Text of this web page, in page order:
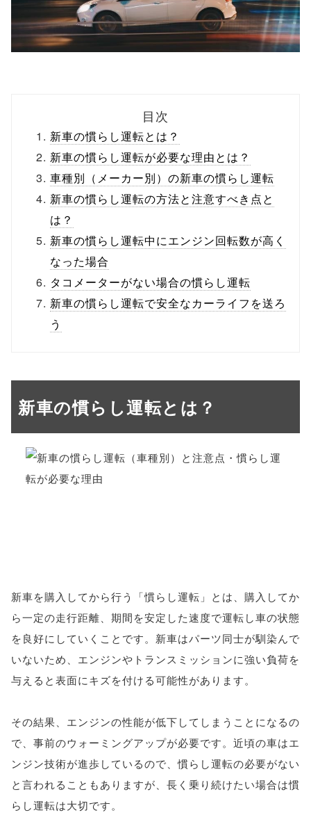
目次
新車の慣らし運転とは？
新車の慣らし運転が必要な理由とは？
車種別（メーカー別）の新車の慣らし運転
新車の慣らし運転の方法と注意すべき点と
は？
新車の慣らし運転中にエンジン回転数が高く
なった場合
タコメーターがない場合の慣らし運転
新車の慣らし運転で安全なカーライフを送ろ
う
新車の慣らし運転とは？
新車を購入してから行う「慣らし運転」とは、購入してか
ら一定の走行距離、期間を安定した速度で運転し車の状態
を良好にしていくことです。新車はパーツ同士が馴染んで
いないため、エンジンやトランスミッションに強い負荷を
与えると表面にキズを付ける可能性があります。
その結果、エンジンの性能が低下してしまうことになるの
で、事前のウォーミングアップが必要です。近頃の車はエ
ンジン技術が進歩しているので、慣らし運転の必要がない
と言われることもありますが、長く乗り続けたい場合は慣
らし運転は大切です。